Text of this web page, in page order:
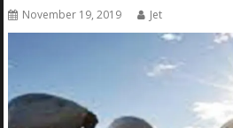
November 19, 2019 Jet